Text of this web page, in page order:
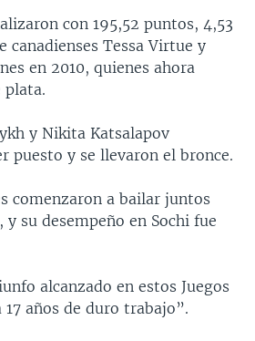
con 195,52 puntos, 4,53
canadienses Tessa Virtue y
en 2010, quienes ahora
plata.
y Nikita Katsalapov
puesto y se llevaron el bronce.
comenzaron a bailar juntos
y su desempeño en Sochi fue
alcanzado en estos Juegos
años de duro trabajo”.